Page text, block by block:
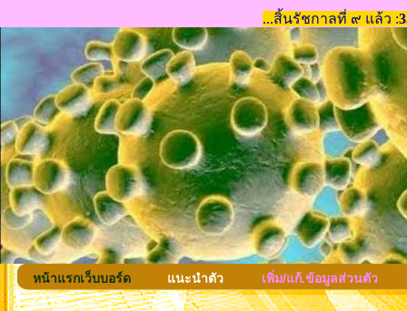
หน้าแรกเว็บบอร์ด แนะนำตัว เพิ่ม/แก้.ข้อมูลส่วนตัว